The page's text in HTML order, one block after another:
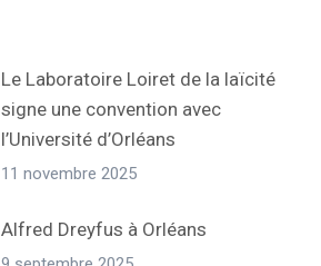
Le Laboratoire Loiret de la laïcité
signe une convention avec
l’Université d’Orléans
11 novembre 2025
Alfred Dreyfus à Orléans